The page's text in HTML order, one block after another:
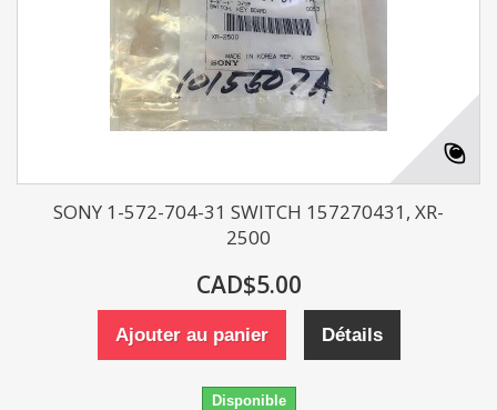
SONY 1-572-704-31 SWITCH 157270431, XR-
2500
CAD$5.00
Ajouter au panier Détails
Disponible